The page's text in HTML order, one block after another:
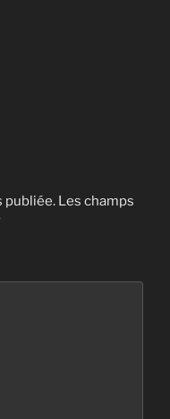
publiée. Les champs